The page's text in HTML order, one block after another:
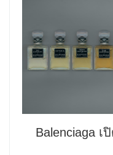
Balenciaga